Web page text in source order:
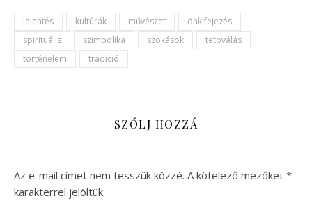
jelentés kultúrák művészet
önkifejezés
spirituális
szimbolika szokások
tetoválás
történelem
tradíció
SZÓLJ HOZZÁ
Az e-mail címet nem tesszük közzé. A kötelező mezőket *
karakterrel jelöltük